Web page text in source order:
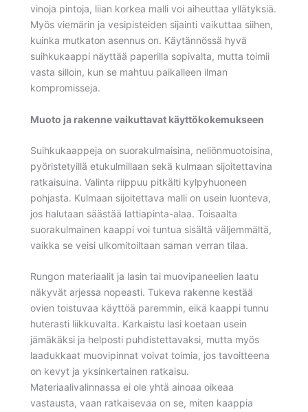
vinoja pintoja, liian korkea malli voi aiheuttaa yllätyksiä.
Myös viemärin ja vesipisteiden sijainti vaikuttaa siihen,
kuinka mutkaton asennus on. Käytännössä hyvä
suihkukaappi näyttää paperilla sopivalta, mutta toimii
vasta silloin, kun se mahtuu paikalleen ilman
kompromisseja.
Muoto ja rakenne vaikuttavat käyttökokemukseen
Suihkukaappeja on suorakulmaisina, neliönmuotoisina,
pyöristetyillä etukulmillaan sekä kulmaan sijoitettavina
ratkaisuina. Valinta riippuu pitkälti kylpyhuoneen
pohjasta. Kulmaan sijoitettava malli on usein luonteva,
jos halutaan säästää lattiapinta-alaa. Toisaalta
suorakulmainen kaappi voi tuntua sisältä väljemmältä,
vaikka se veisi ulkomitoiltaan saman verran tilaa.
Rungon materiaalit ja lasin tai muovipaneelien laatu
näkyvät arjessa nopeasti. Tukeva rakenne kestää
ovien toistuvaa käyttöä paremmin, eikä kaappi tunnu
huterasti liikkuvalta. Karkaistu lasi koetaan usein
jämäkäksi ja helposti puhdistettavaksi, mutta myös
laadukkaat muovipinnat voivat toimia, jos tavoitteena
on kevyt ja yksinkertainen ratkaisu.
Materiaalivalinnassa ei ole yhtä ainoaa oikeaa
vastausta, vaan ratkaisevaa on se, miten kaappia